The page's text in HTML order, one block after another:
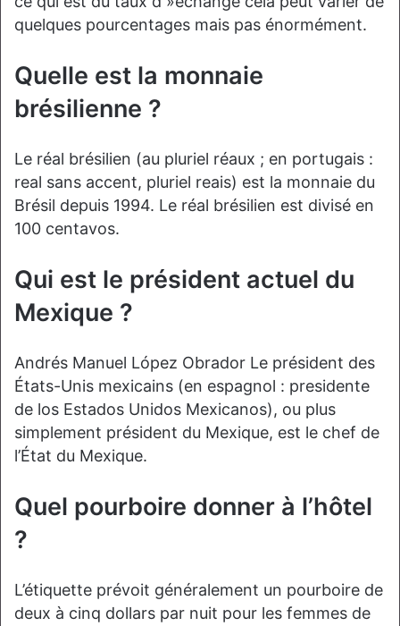
quelques pourcentages mais pas énormément.
Quelle est la monnaie
brésilienne ?
Le réal brésilien (au pluriel réaux ; en portugais :
real sans accent, pluriel reais) est la monnaie du
Brésil depuis 1994. Le réal brésilien est divisé en
100 centavos.
Qui est le président actuel du
Mexique ?
Andrés Manuel López Obrador Le président des
États-Unis mexicains (en espagnol : presidente
de los Estados Unidos Mexicanos), ou plus
simplement président du Mexique, est le chef de
l’État du Mexique.
Quel pourboire donner à l’hôtel
?
L’étiquette prévoit généralement un pourboire de
deux à cinq dollars par nuit pour les femmes de